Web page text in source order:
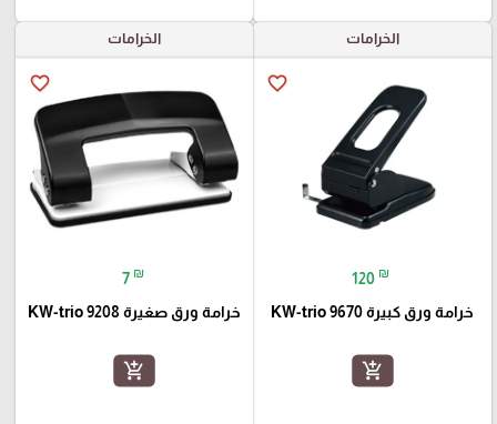
الخرامات
favorite_border
120 ₪
خرامة ورق كبيرة KW-trio 9670
add_shopping_cart
الخرامات
favorite_border
7 ₪
خرامة ورق صغيرة KW-trio 9208
add_shopping_cart